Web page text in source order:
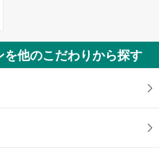
他のこだわりから探す